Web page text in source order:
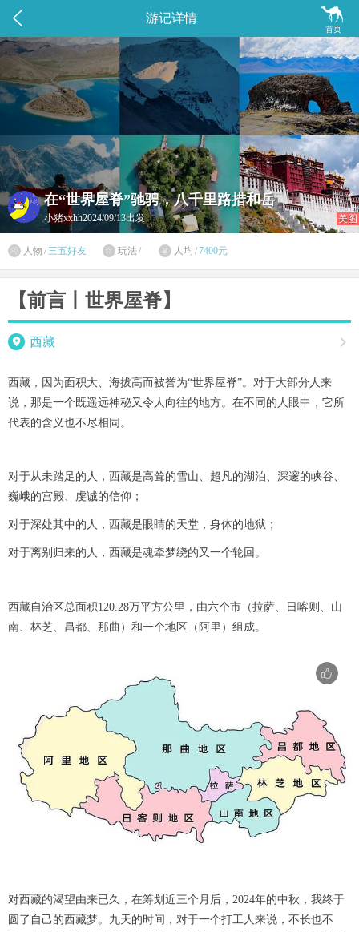
 
首页
游记详情
在“世界屋脊”驰骋，八千里路措和岳
小猪xxhh2024/09/13出发 美图
 人物 / 三五好友  玩法 /  人均 /7400元
【前言丨世界屋脊】
 西藏 
西藏，因为面积大、海拔高而被誉为“世界屋脊”。对于大部分人来
说，那是一个既遥远神秘又令人向往的地方。在不同的人眼中，它所
代表的含义也不尽相同。
对于从未踏足的人，西藏是高耸的雪山、超凡的湖泊、深邃的峡谷、
巍峨的宫殿、虔诚的信仰；
对于深处其中的人，西藏是眼睛的天堂，身体的地狱；
对于离别归来的人，西藏是魂牵梦绕的又一个轮回。
西藏自治区总面积120.28万平方公里，由六个市（拉萨、日喀则、山
南、林芝、昌都、那曲）和一个地区（阿里）组成。
对西藏的渴望由来已久，在筹划近三个月后，2024年的中秋，我终于
圆了自己的西藏梦。九天的时间，对于一个打工人来说，不长也不